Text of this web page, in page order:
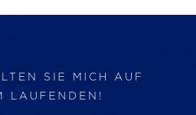
SIE MICH AUF
LAUFENDEN!